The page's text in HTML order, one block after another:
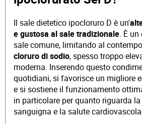
Il sale dietetico ipocloruro D è un'
e gustosa al sale tradizionale. È
sale comune, limitando al
cloruro di sodio, spesso troppo
moderna. Inserendo questo
quotidiani, si favorisce un migliore
e si sostiene il funzionamento
in particolare per quanto riguarda
sanguigna e la salute